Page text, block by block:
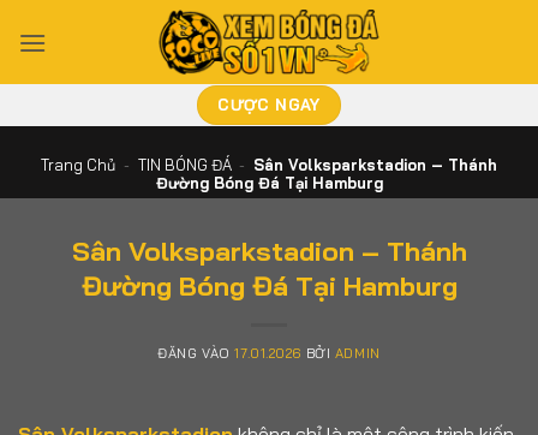
qua
CƯỢC NGAY
Trang Chủ - TIN BÓNG ĐÁ - Sân Volksparkstadion – Thánh
Đường Bóng Đá Tại Hamburg
Sân Volksparkstadion – Thánh
Đường Bóng Đá Tại Hamburg
ĐĂNG VÀO17.01.2026 BỞI ADMIN